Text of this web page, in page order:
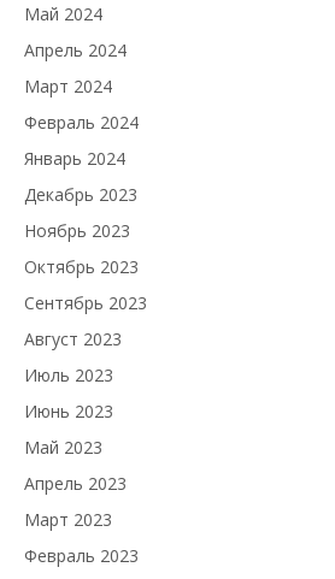
Май 2024
Апрель 2024
Март 2024
Февраль 2024
Январь 2024
Декабрь 2023
Ноябрь 2023
Октябрь 2023
Сентябрь 2023
Август 2023
Июль 2023
Июнь 2023
Май 2023
Апрель 2023
Март 2023
Февраль 2023